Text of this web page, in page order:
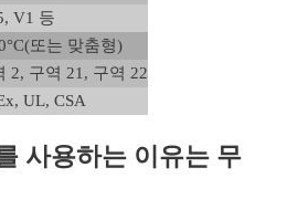
V1 등
또는 맞춤형)
2, 구역 21, 구역 22
UL, CSA
사용하는 이유는 무